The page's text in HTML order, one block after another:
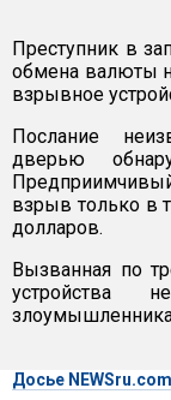
Преступник в
обмена валюты
взрывное
Послание
дверью
взрыв только в
долларов.
Вызванная по
устройства
Досье NEWSru.com